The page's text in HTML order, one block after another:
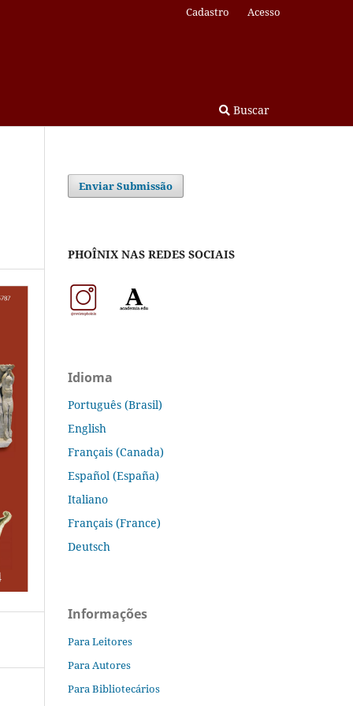
Buscar
Cadastro Acesso
Enviar Submissão
PHOÎNIX NAS REDES SOCIAIS
Idioma
Português (Brasil)
English
Français (Canada)
Español (España)
Italiano
Français (France)
Deutsch
Informações
Para Leitores
Para Autores
Para Bibliotecários